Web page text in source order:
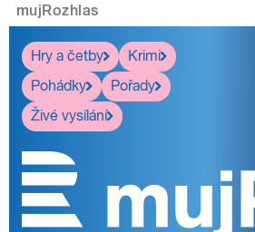
mujRozhlas
Hry a četby
Krimi
Pohádky
Pořady
Živé vysílání